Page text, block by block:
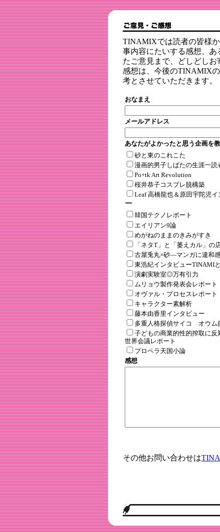
TINAMIXでは読者の皆様
事内容にたいする感想、
たご意見まで、どしどし
感想は、今後のTINAMIX
考とさせていただきます。
おなまえ
メールアドレス
あなたがよかったと思う企画を
砂と東のこれこた
漫画的男子しばたの生涯一読
Po+tk Art Revolution
桜井恭子コスプレ脱構築
Leaf 高橋龍也＆原田宇陀児イ
ー
韓国テクノレポート
エイリアン9論
めがねのままのきみがすき
「ネタT」と「萎えカル」の
古屋兎丸×砂―マンガに違和
東浩紀インタビューTINAMI
演劇実験室◎万有引力
ムリョウ製作発表会レポート
オヴァル・プロセスレポート
キャラクター素解析
藤本由香里インタビュー
多重人格探偵サイコ オウム
子どもの商業的性的搾取に反
世界会議レポート
プロペラ天国小論
感想
その他お問い合わせは